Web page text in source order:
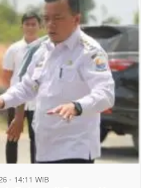
- 14:11 WIB